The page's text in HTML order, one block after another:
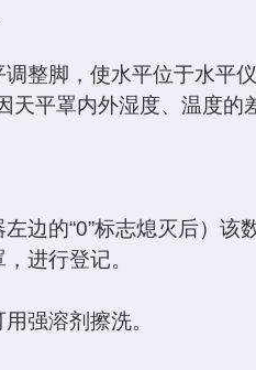
整脚，使水平位于水平仪
平罩内外湿度、温度的
边的“0”标志熄灭后）该
进行登记。
强溶剂擦洗。